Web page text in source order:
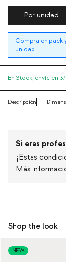
Por unidad
Compra en pack
unidad.
En Stock, envío en
Descripción
Si eres
¡Estas
Más
Shop the look
NEW